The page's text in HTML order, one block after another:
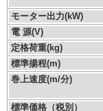
モーター出力(kW)
電 源(V)
定格荷重(kg)
標準揚程(m)
巻上速度(m/分)
標準価格（税別）